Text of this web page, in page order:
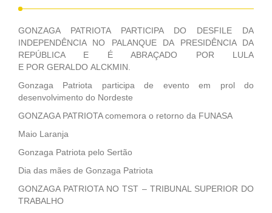
GONZAGA PATRIOTA PARTICIPA DO DESFILE DA
INDEPENDÊNCIA NO PALANQUE DA PRESIDÊNCIA DA
REPÚBLICA E É ABRAÇADO POR LULA
E POR GERALDO ALCKMIN.
Gonzaga Patriota participa de evento em prol do
desenvolvimento do Nordeste
GONZAGA PATRIOTA comemora o retorno da FUNASA
Maio Laranja
Gonzaga Patriota pelo Sertão
Dia das mães de Gonzaga Patriota
GONZAGA PATRIOTA NO TST – TRIBUNAL SUPERIOR DO
TRABALHO